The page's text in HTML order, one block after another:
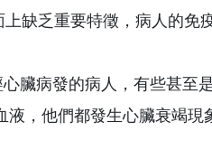
缺乏重要特徵，病人的免
臟病發的病人，有些甚至
，他們都發生心臟衰竭現